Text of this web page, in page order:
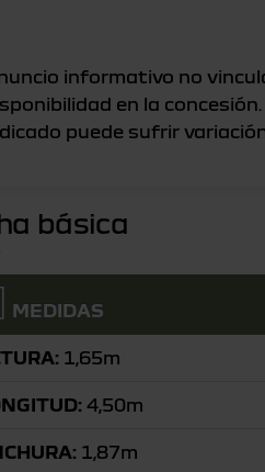
informativo no
en la
básica
MEDIDAS
1,65m
4,50m
1,87m